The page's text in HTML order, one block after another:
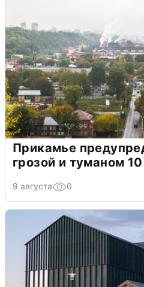
Прикамье
грозой и туманом 10
9 августа 0